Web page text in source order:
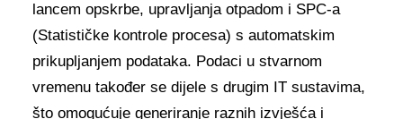
lancem opskrbe, upravljanja otpadom i SPC-a
(Statističke kontrole procesa) s automatskim
prikupljanjem podataka. Podaci u stvarnom
vremenu također se dijele s drugim IT sustavima,
što omogućuje generiranje raznih izvješća i